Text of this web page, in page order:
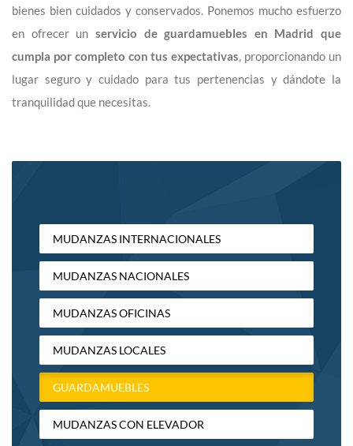
bienes bien cuidados y conservados. Ponemos mucho esfuerzo
en ofrecer un servicio de guardamuebles en Madrid que
cumpla por completo con tus expectativas, proporcionando un
lugar seguro y cuidado para tus pertenencias y dándote la
tranquilidad que necesitas.
MUDANZAS INTERNACIONALES
MUDANZAS NACIONALES
MUDANZAS OFICINAS
MUDANZAS LOCALES
GUARDAMUEBLES
MUDANZAS CON ELEVADOR